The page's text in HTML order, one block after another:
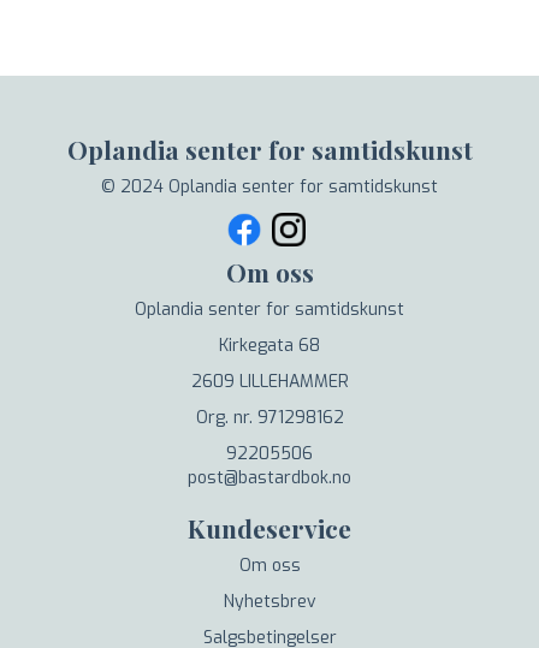
Oplandia senter for samtidskunst
© 2024 Oplandia senter for samtidskunst
Om oss
Oplandia senter for samtidskunst
Kirkegata 68
2609 LILLEHAMMER
Org. nr. 971298162
92205506
post@bastardbok.no
Kundeservice
Om oss
Nyhetsbrev
Salgsbetingelser